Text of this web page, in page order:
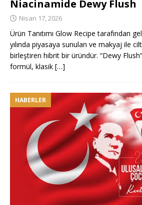
Niacinamide Dewy Flush
Nisan 17, 2026
Ürün Tanıtımı Glow Recipe tarafından
yılında piyasaya sunulan ve makyaj ile
birleştiren hibrit bir üründür. “Dewy
formül, klasik […]
HABERLER